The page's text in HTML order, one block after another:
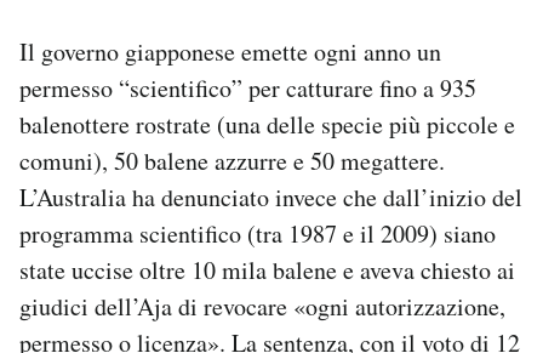
Il governo giapponese emette ogni anno un
permesso “scientifico” per catturare fino a 935
balenottere rostrate (una delle specie più piccole e
comuni), 50 balene azzurre e 50 megattere.
L’Australia ha denunciato invece che dall’inizio del
programma scientifico (tra 1987 e il 2009) siano
state uccise oltre 10 mila balene e aveva chiesto ai
giudici dell’Aja di revocare «ogni autorizzazione,
permesso o licenza». La sentenza, con il voto di 12